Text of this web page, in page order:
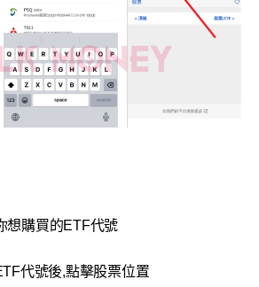
想購買的ETF代號
代號後,點擊股票位置